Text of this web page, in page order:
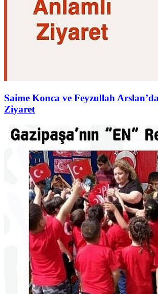
Saime Konca ve Feyzullah
Ziyaret